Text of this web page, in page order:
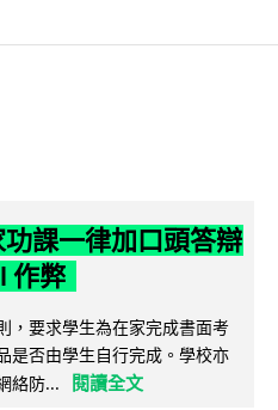
課一律加口頭答辯
作弊
，要求學生為在家完成書面考
是否由學生自行完成。學校亦
絡防...
閱讀全文